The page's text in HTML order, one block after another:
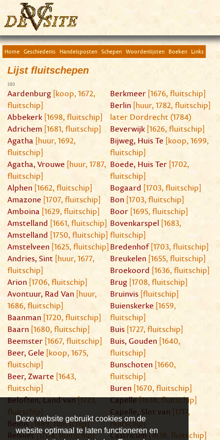
Deze website gebruikt cookies om de
website optimaal te laten functioneren en
Home Geschiedenis Handelsposten Schepen Woordenlijsten Boeken Links
Lijst fluitschepen
380
Aardenburg [koop, 1672,
fluitschip]
Abbekerk [1698, fluitschip]
Adrichem [1681, fluitschip]
Agatha [huur, 1692,
fluitschip]
Agatha, Vrouwe [huur, 1787,
fluitschip]
Alphen [1662, fluitschip]
Amazone [1707, fluitschip]
Amboina [1629, fluitschip]
Amstelland [1661, fluitschip]
Amstelland [1750, fluitschip]
Amstelveen [1625, fluitschip]
Andries, Sint [huur, 1677,
fluitschip]
Arion [1706, fluitschip]
Avontuur, Rad Van [huur,
1686, fluitschip]
Baanman [1720, fluitschip]
Baarn [1680, fluitschip]
Beemster [1667, fluitschip]
Beer, Gele [koop, 1675,
fluitschip]
Beer, Zwarte [1643,
fluitschip]
Beloften, Land van[1723,
fluitschip]
Belois[1689, fluitschip]
Belvliet [1704, fluitschip]
Berkmeer [1676, fluitschip]
Berlin [huur, 1782, fluitschip]
later Dordrecht (1784)
Beverwijk [1626, fluitschip]
Bijweg, Huis Te [koop, 1699,
fluitschip]
Boede, Huis Ter [1702,
fluitschip]
Bogaard [1703, fluitschip]
Bon [1703, fluitschip]
Boor [1695, fluitschip]
Bovenkarspel [1683,
fluitschip]
Bredenhof [1703, fluitschip]
Breukelen [1655, fluitschip]
Broekoord [1636, fluitschip]
Brug [1708, fluitschip]
Bruinvis [fluitschip]
Buienskerke [1659,
fluitschip]
Buis [1727, fluitschip]
Buis, Gouden [1640,
fluitschip]
Bunschoten [1660,
fluitschip]
Buren [1670, fluitschip]
Capelle[1638, fluitschip]
Capelle, Slot van [1717,
fluitschip]
Castricum [1638, fluitschip]